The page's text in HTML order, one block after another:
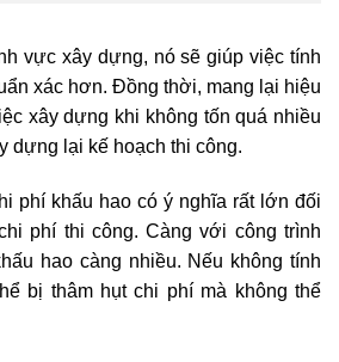
vực xây dựng, nó sẽ giúp việc tính
xác hơn. Đồng thời, mang lại hiệu
xây dựng khi không tốn quá nhiều
dựng lại kế hoạch thi công.
phí khấu hao có ý nghĩa rất lớn đối
phí thi công. Càng với công trình
hao càng nhiều. Nếu không tính
bị thâm hụt chi phí mà không thể